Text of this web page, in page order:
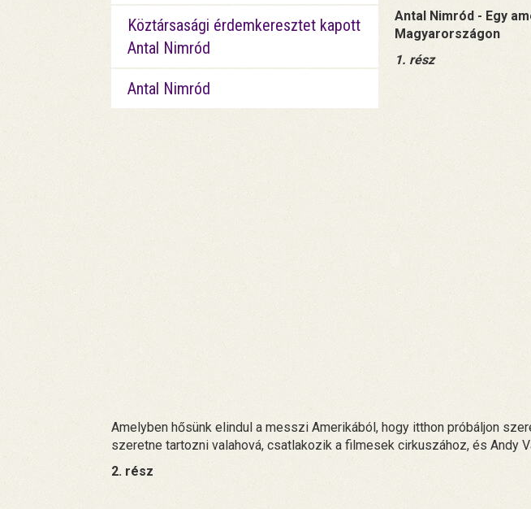
Köztársasági érdemkeresztet kapott
Antal Nimród
Antal Nimród
Antal Nimród - Egy
Magyarországon
1. rész
Amelyben hősünk elindul a messzi Amerikából, hogy itthon próbáljon
szeretne tartozni valahová, csatlakozik a filmesek cirkuszához, és Andy
2. rész